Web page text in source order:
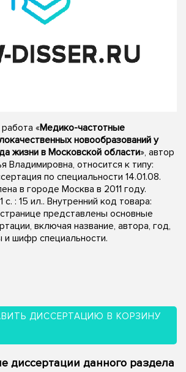
«Медико-частотные
новообразований у
жизни в Московской области», автор
Владимировна, относится к типу:
по специальности 14.01.08.
в городе Москва в 2011 году.
: 15 ил.. Внутренний код товара:
представлены основные
включая название, автора, год,
и шифр специальности.
ДИССЕРТАЦИЮ В КОРЗИНУ
диссертации данного раздела